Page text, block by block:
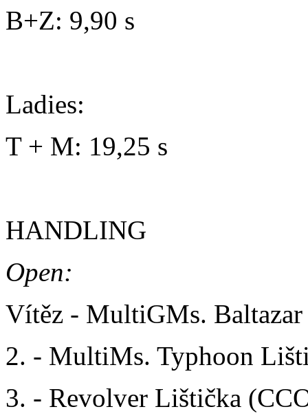
B+Z: 9,90 s
Ladies:
T + M: 19,25 s
HANDLING
Open:
Vítěz - MultiGMs.
2. - MultiMs. Typhoon
3. - Revolver Lištička